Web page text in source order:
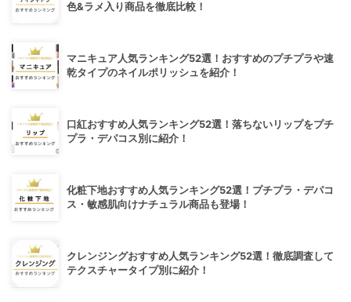
色&ラメ入り商品を徹底比較！
マニキュア人気ランキング52選！おすすめのプチプラや速
乾タイプのネイルポリッシュを紹介！
口紅おすすめ人気ランキング52選！落ちないリップをプチ
プラ・デパコス別に紹介！
化粧下地おすすめ人気ランキング52選！プチプラ・デパコ
ス・敏感肌向けナチュラル商品も登場！
クレンジングおすすめ人気ランキング52選！徹底調査して
テクスチャータイプ別に紹介！